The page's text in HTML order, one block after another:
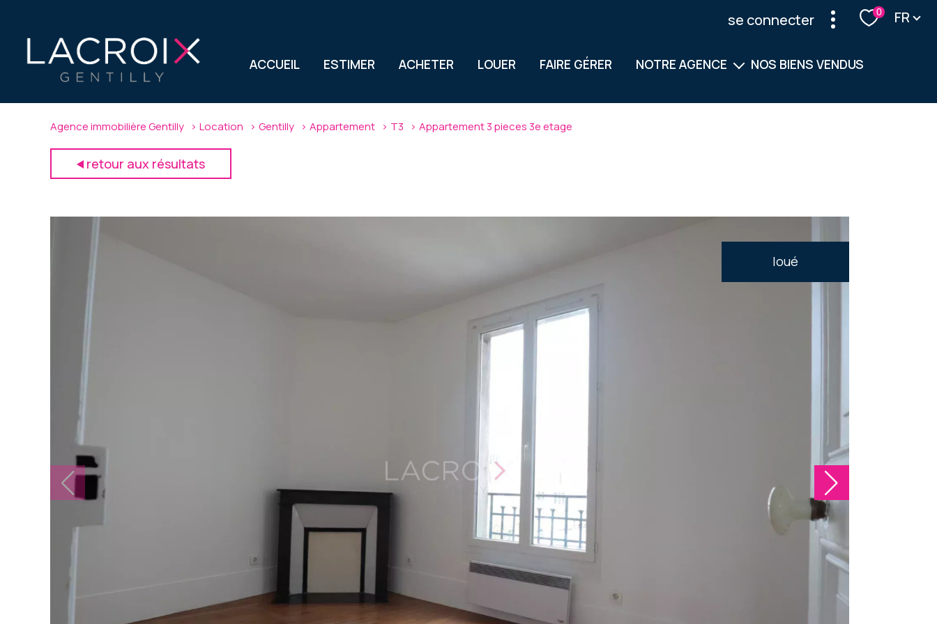
se connecter 0 Langue
FR
ACCUEIL ESTIMER ACHETER LOUER FAIRE GÉRER NOTRE AGENCE
Notre équipe
NOS BIENS VENDUS
Agence immobilière Gentilly Location Gentilly Appartement T3 Appartement 3 pieces 3e etage
retour aux résultats
loué